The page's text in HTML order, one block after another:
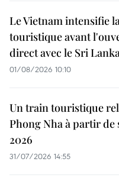
Le Vietnam intensifie
touristique avant
direct avec le Sri Lanka
01/08/2026 10:10
Un train touristique
Phong Nha à partir de
2026
31/07/2026 14:55